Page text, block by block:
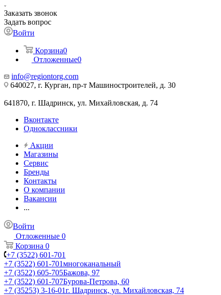
Заказать звонок
Задать вопрос
Войти
Корзина0
Отложенные0
info@regiontorg.com
640027, г. Курган, пр-т Машиностроителей, д. 30
641870, г. Шадринск, ул. Михайловская, д. 74
Вконтакте
Одноклассники
Акции
Магазины
Сервис
Бренды
Контакты
О компании
Вакансии
...
Войти
Отложенные 0
Корзина 0
+7 (3522) 601-701
+7 (3522) 601-701многоканальный
+7 (3522) 605-705Бажова, 97
+7 (3522) 601-707Бурова-Петрова, 60
+7 (35253) 3-16-01г. Шадринск, ул. Михайловская, 74